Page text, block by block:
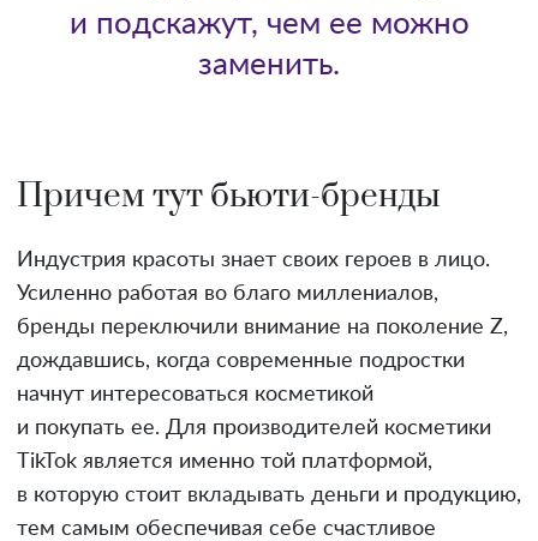
и подскажут, чем ее можно
заменить.
Причем тут бьюти-бренды
Индустрия красоты знает своих героев в лицо.
Усиленно работая во благо миллениалов,
бренды переключили внимание на поколение Z,
дождавшись, когда современные подростки
начнут интересоваться косметикой
и покупать ее. Для производителей косметики
TikTok является именно той платформой,
в которую стоит вкладывать деньги и продукцию,
тем самым обеспечивая себе счастливое